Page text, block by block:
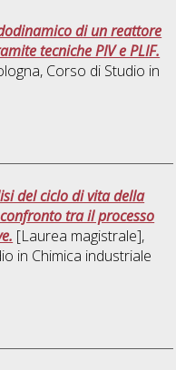
di un reattore
tecniche PIV e PLIF.
Corso di Studio in
del ciclo di vita della
tra il processo
[Laurea magistrale],
in Chimica industriale